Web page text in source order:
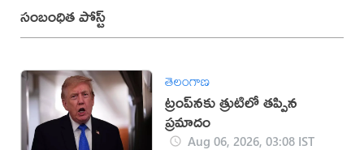
సంబంధిత పోస్ట్
తెలంగాణ
ట్రంప్‌నకు త్రుటిలో తప్పిన
ప్రమాదం
Aug 06, 2026, 03:08 IST